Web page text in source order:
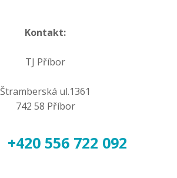
Kontakt:
TJ Příbor
Štramberská ul.1361
742 58 Příbor
+420 556 722 092